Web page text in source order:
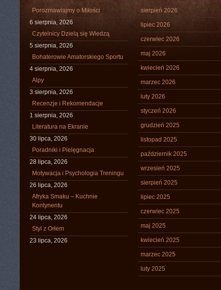
Porozmawiajmy o Miłości
6 sierpnia, 2026
Czytelnicy Dzielą się Wiedzą
5 sierpnia, 2026
Bohaterowie Amatorskiego Sportu
4 sierpnia, 2026
Alpy
3 sierpnia, 2026
Recenzje i Rekomendacje
1 sierpnia, 2026
Literatura na Ekranie
30 lipca, 2026
Poradniki i Pielęgnacja
28 lipca, 2026
Motywacja i Psychologia Treningu
26 lipca, 2026
Afryka Smaku – Kuchnie
Kontynentu
24 lipca, 2026
Styl z Orłem
23 lipca, 2026
sierpień 2026
lipiec 2026
czerwiec 2026
maj 2026
kwiecień 2026
marzec 2026
luty 2026
styczeń 2026
grudzień 2025
listopad 2025
październik 2025
wrzesień 2025
sierpień 2025
lipiec 2025
czerwiec 2025
maj 2025
kwiecień 2025
marzec 2025
luty 2025